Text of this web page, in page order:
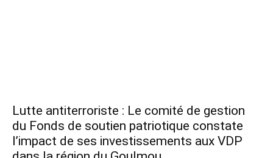
Lutte antiterroriste : Le comité de gestion
du Fonds de soutien patriotique constate
l’impact de ses investissements aux VDP